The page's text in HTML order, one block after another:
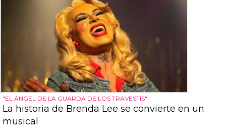
"EL ÁNGEL DE LA GUARDA DE LOS TRAVESTIS"
La historia de Brenda Lee se convierte en un
musical